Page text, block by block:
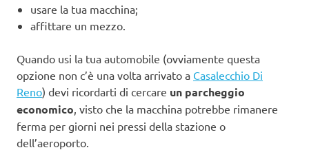
usare la tua macchina;
affittare un mezzo.
Quando usi la tua automobile (ovviamente questa
opzione non c’è una volta arrivato a Casalecchio Di
Reno) devi ricordarti di cercare un parcheggio
economico , visto che la macchina potrebbe rimanere
ferma per giorni nei pressi della stazione o
dell’aeroporto.